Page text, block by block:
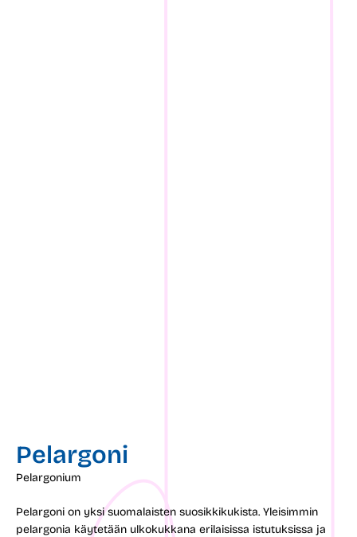
Pelargoni
Pelargonium
Pelargoni on yksi suomalaisten suosikkikukista. Yleisimmin
pelargonia käytetään ulkokukkana erilaisissa istutuksissa ja